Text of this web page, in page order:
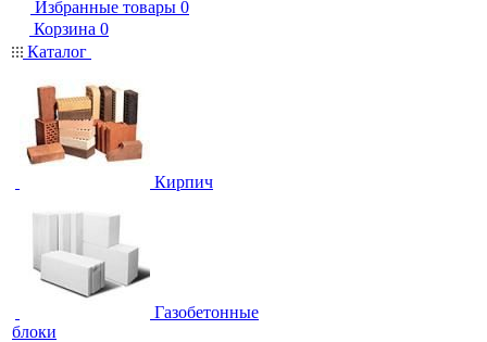
Избранные товары 0
Корзина 0
Каталог
Кирпич
Газобетонные
блоки